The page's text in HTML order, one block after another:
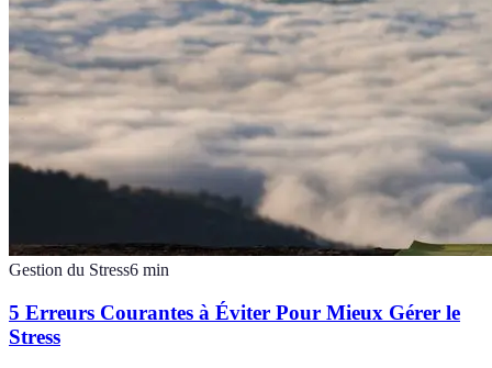
Gestion du Stress6 min
5 Erreurs Courantes à Éviter Pour Mieux Gérer le
Stress